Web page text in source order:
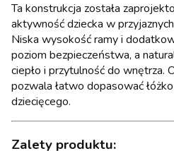
Ta konstrukcja została
aktywność dziecka w
Niska wysokość ramy i
poziom bezpieczeństwa, a
ciepło i przytulność do wnętrza.
pozwala łatwo dopasować
dziecięcego.
Zalety produktu: